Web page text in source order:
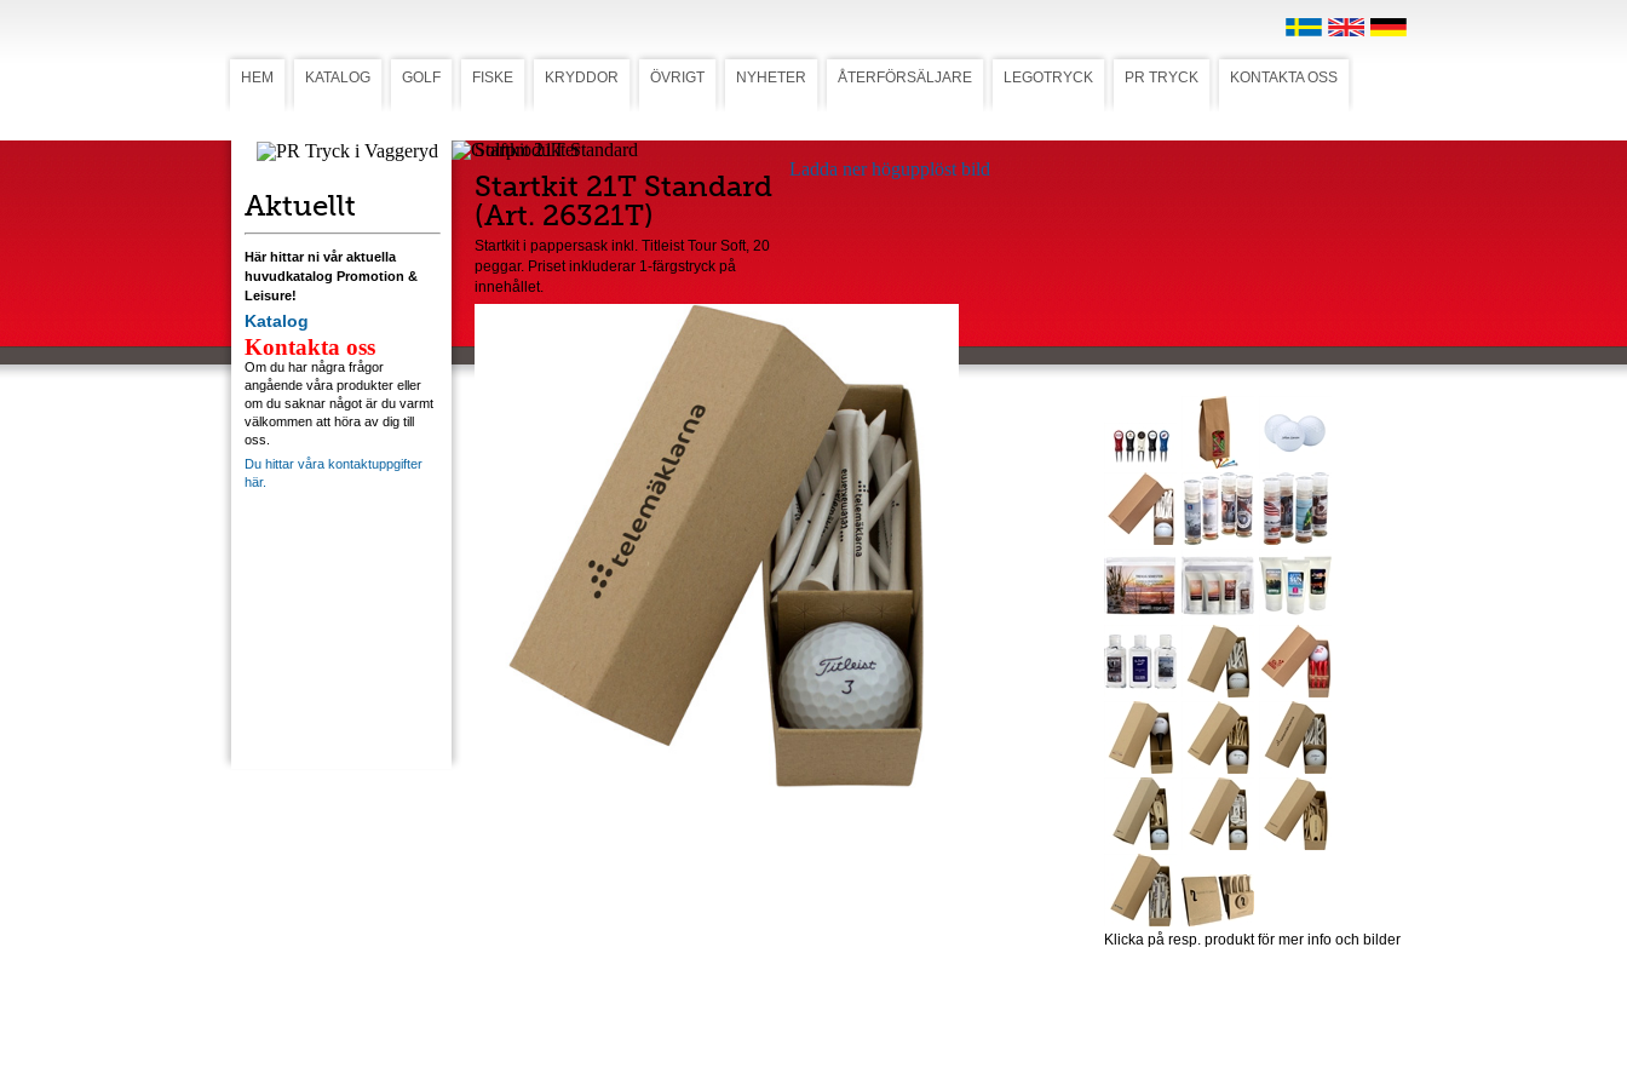
HEM KATALOG GOLF FISKE KRYDDOR ÖVRIGT NYHETER ÅTERFÖRSÄLJARE LEGOTRYCK PR TRYCK KONTAKTA OSS
Aktuellt
Här hittar ni vår aktuella
huvudkatalog Promotion &
Leisure!
Katalog
Kontakta oss
Om du har några frågor
angående våra produkter eller
om du saknar något är du varmt
välkommen att höra av dig till
oss.
Du hittar våra kontaktuppgifter
här.
Startkit 21T Standard
Startkit 21T Standard
(Art. 26321T)
Startkit i pappersask inkl. Titleist Tour Soft, 20
peggar. Priset inkluderar 1-färgstryck på
innehållet.
Klicka på resp. produkt för mer info och bilder
Ladda ner högupplöst bild